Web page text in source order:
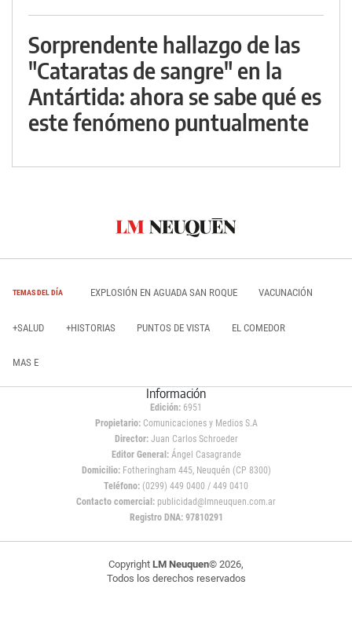
Sorprendente hallazgo de las
"Cataratas de sangre" en la
Antártida: ahora se sabe qué es
este fenómeno puntualmente
TEMAS DEL DÍA EXPLOSIÓN EN AGUADA SAN ROQUE VACUNACIÓN
+SALUD +HISTORIAS PUNTOS DE VISTA EL COMEDOR
MAS E
Información
Edición: 6951
Propietario:Comunicaciones y Medios S.A
Director: Juan Carlos Schroeder
Editor General:Ángel Casagrande
Domicilio:Fotheringham 445, Neuquén (CP 8300)
Teléfono: (0299) 449 0400 / 449 0410
Contacto comercial: publicidad@lmneuquen.com.ar
Registro DNA: 97810291
Copyright LM Neuquen© 2026,
Todos los derechos reservados